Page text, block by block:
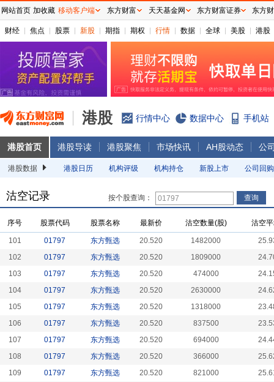
财经 焦点 股票 新股 期指 期权 行情 数据 全球 美股 港股
港股 行情中心 数据中心 手机站
港股首页 港股导读 港股聚焦 市场快讯 AH股动态 公
港股数据 港股日历 机构评级 机构持仓 新股上市 公司回购
沽空记录 按个股查询：
序号 股票代码 股票名称 最新价 沽空数量(股) 沽空
101 01797 东方甄选 20.520 1482000
102
01797 东方甄选 20.520 1809000
103
01797 东方甄选 20.520 474000
104
01797 东方甄选 20.520 2630000
105
01797 东方甄选 20.520 1318000
106
01797 东方甄选 20.520 837500
107
01797 东方甄选 20.520 694000
108
01797 东方甄选 20.520 366000
109
01797 东方甄选 20.520 821000
网站首页 加收藏 移动客户端 东方财富 天天基金网 东方财富证券 东方